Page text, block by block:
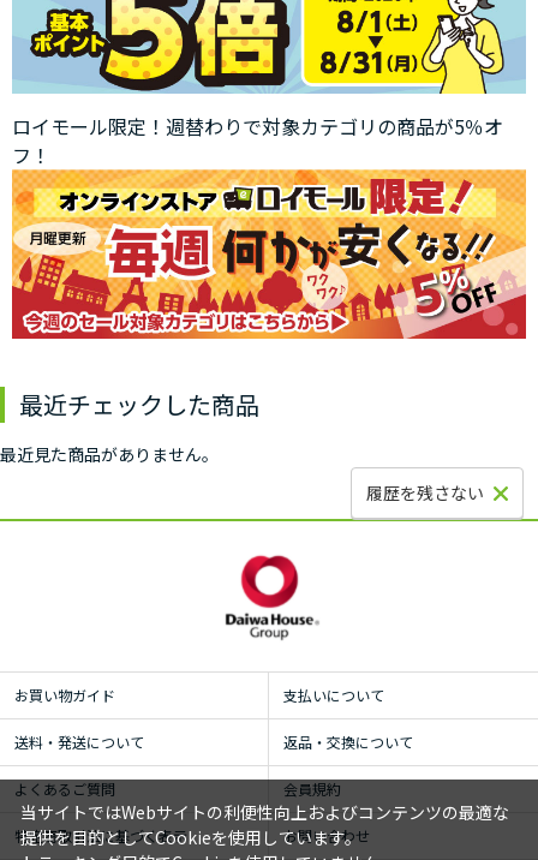
ロイモール限定！週替わりで対象カテゴリの商品が5％オ
フ！
最近チェックした商品
最近見た商品がありません。
履歴を残さない
お買い物ガイド 支払いについて
送料・発送について 返品・交換について
よくあるご質問 会員規約
特定商取引法に基づく表示 お問い合わせ
当サイトではWebサイトの利便性向上およびコンテンツの最適な
提供を目的としてCookieを使用しています。